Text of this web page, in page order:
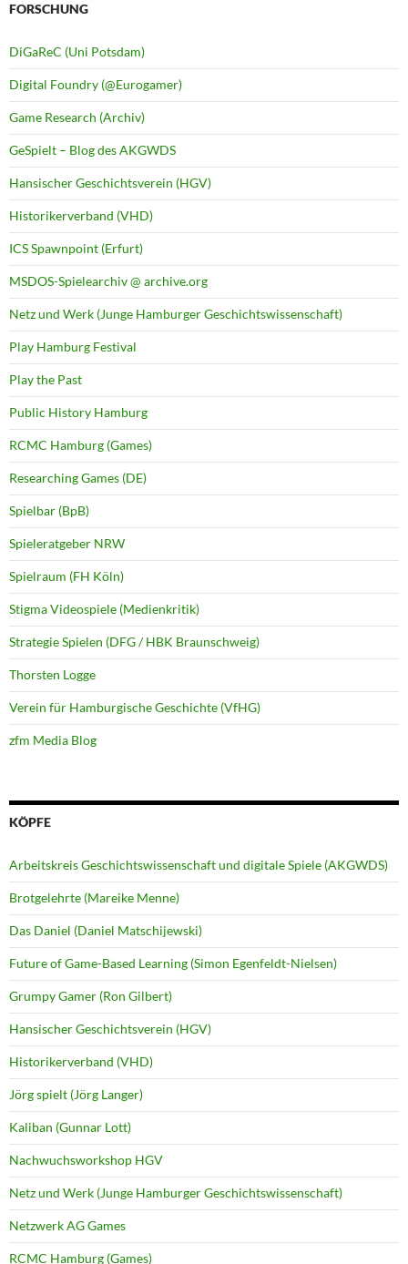
FORSCHUNG
DiGaReC (Uni Potsdam)
Digital Foundry (@Eurogamer)
Game Research (Archiv)
GeSpielt – Blog des AKGWDS
Hansischer Geschichtsverein (HGV)
Historikerverband (VHD)
ICS Spawnpoint (Erfurt)
MSDOS-Spielearchiv @ archive.org
Netz und Werk (Junge Hamburger Geschichtswissenschaft)
Play Hamburg Festival
Play the Past
Public History Hamburg
RCMC Hamburg (Games)
Researching Games (DE)
Spielbar (BpB)
Spieleratgeber NRW
Spielraum (FH Köln)
Stigma Videospiele (Medienkritik)
Strategie Spielen (DFG / HBK Braunschweig)
Thorsten Logge
Verein für Hamburgische Geschichte (VfHG)
zfm Media Blog
KÖPFE
Arbeitskreis Geschichtswissenschaft und digitale Spiele (AKGWDS)
Brotgelehrte (Mareike Menne)
Das Daniel (Daniel Matschijewski)
Future of Game-Based Learning (Simon Egenfeldt-Nielsen)
Grumpy Gamer (Ron Gilbert)
Hansischer Geschichtsverein (HGV)
Historikerverband (VHD)
Jörg spielt (Jörg Langer)
Kaliban (Gunnar Lott)
Nachwuchsworkshop HGV
Netz und Werk (Junge Hamburger Geschichtswissenschaft)
Netzwerk AG Games
RCMC Hamburg (Games)